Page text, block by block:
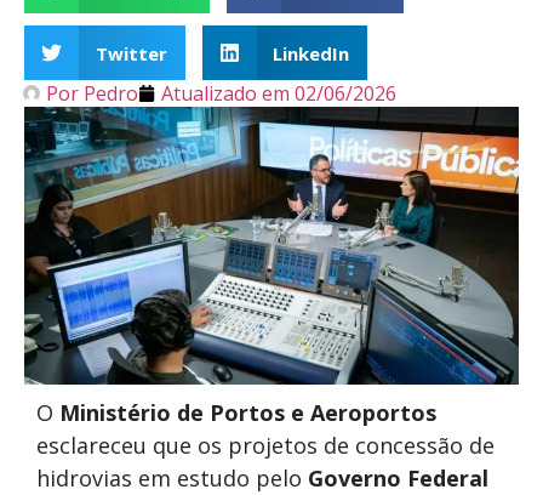
Twitter LinkedIn
Por Pedro Atualizado em 02/06/2026
O Ministério de Portos e Aeroportos
esclareceu que os projetos de concessão de
hidrovias em estudo pelo Governo Federal